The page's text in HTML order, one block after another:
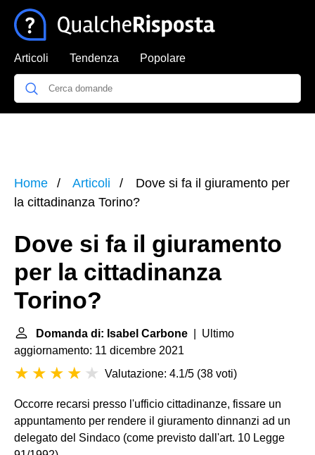
Articoli Tendenza Popolare
Home Articoli
Dove si fa il giuramento per
la cittadinanza Torino?
Dove si fa il giuramento
per la cittadinanza
Torino?
Domanda di: Isabel Carbone | Ultimo
aggiornamento: 11 dicembre 2021
Valutazione: 4.1/5 (38 voti)
Occorre recarsi presso l'ufficio cittadinanze, fissare un
appuntamento per rendere il giuramento dinnanzi ad un
delegato del Sindaco (come previsto dall'art. 10 Legge